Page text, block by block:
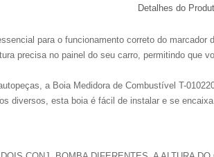
Detalhes do
para o funcionamento correto do
precisa no painel do seu carro, permitindo que
a Boia Medidora de Combustível T-
diversos, esta boia é fácil de instalar e se